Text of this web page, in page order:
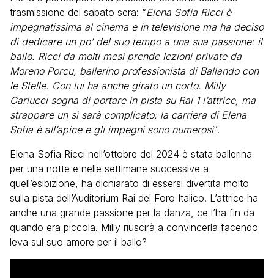
trasmissione del sabato sera: “Elena Sofia Ricci è
impegnatissima al cinema e in televisione ma ha deciso
di dedicare un po’ del suo tempo a una sua passione: il
ballo. Ricci da molti mesi prende lezioni private da
Moreno Porcu, ballerino professionista di Ballando con
le Stelle. Con lui ha anche girato un corto. Milly
Carlucci sogna di portare in pista su Rai 1 l’attrice, ma
strappare un sì sarà complicato: la carriera di Elena
Sofia è all’apice e gli impegni sono numerosi“.
Elena Sofia Ricci nell’ottobre del 2024 è stata ballerina
per una notte e nelle settimane successive a
quell’esibizione, ha dichiarato di essersi divertita molto
sulla pista dell’Auditorium Rai del Foro Italico. L’attrice ha
anche una grande passione per la danza, ce l’ha fin da
quando era piccola. Milly riuscirà a convincerla facendo
leva sul suo amore per il ballo?